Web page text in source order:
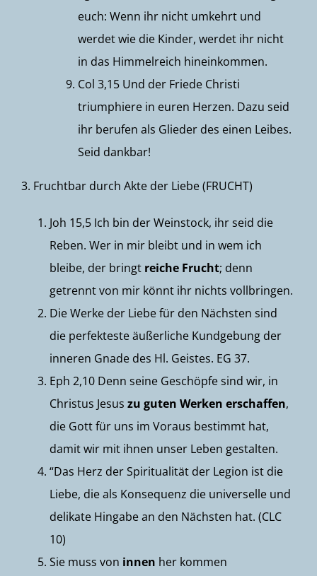
euch: Wenn ihr nicht umkehrt und
werdet wie die Kinder, werdet ihr nicht
in das Himmelreich hineinkommen.
Col 3,15 Und der Friede Christi
triumphiere in euren Herzen. Dazu seid
ihr berufen als Glieder des einen Leibes.
Seid dankbar!
3. Fruchtbar durch Akte der Liebe (FRUCHT)
Joh 15,5 Ich bin der Weinstock, ihr seid die
Reben. Wer in mir bleibt und in wem ich
bleibe, der bringt reiche Frucht; denn
getrennt von mir könnt ihr nichts vollbringen.
Die Werke der Liebe für den Nächsten sind
die perfekteste äußerliche Kundgebung der
inneren Gnade des Hl. Geistes. EG 37.
Eph 2,10 Denn seine Geschöpfe sind wir, in
Christus Jesus zu guten Werken erschaffen,
die Gott für uns im Voraus bestimmt hat,
damit wir mit ihnen unser Leben gestalten.
“Das Herz der Spiritualität der Legion ist die
Liebe, die als Konsequenz die universelle und
delikate Hingabe an den Nächsten hat. (CLC
10)
Sie muss von innen her kommen